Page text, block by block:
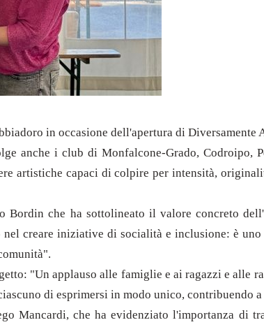
in occasione dell'apertura di
anche i club di Monfalcone-Grado,
artistiche capaci di colpire per intensità,
che ha sottolineato il valore concreto
creare iniziative di socialità e inclusione: è
"Un applauso alle famiglie e ai ragazzi e alle
di esprimersi in modo unico, contribuendo
Mancardi, che ha evidenziato l'importanza